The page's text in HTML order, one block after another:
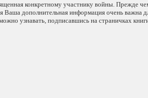
конкретному участнику войны. Прежде
Ваша дополнительная информация очень важна
узнавать, подписавшись на страничках